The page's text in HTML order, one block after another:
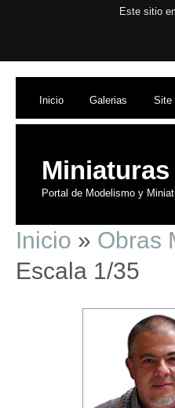
Este sitio
Inicio Galerias Site
Miniaturas
Portal de Modelismo y
Inicio » Obras
Escala 1/35